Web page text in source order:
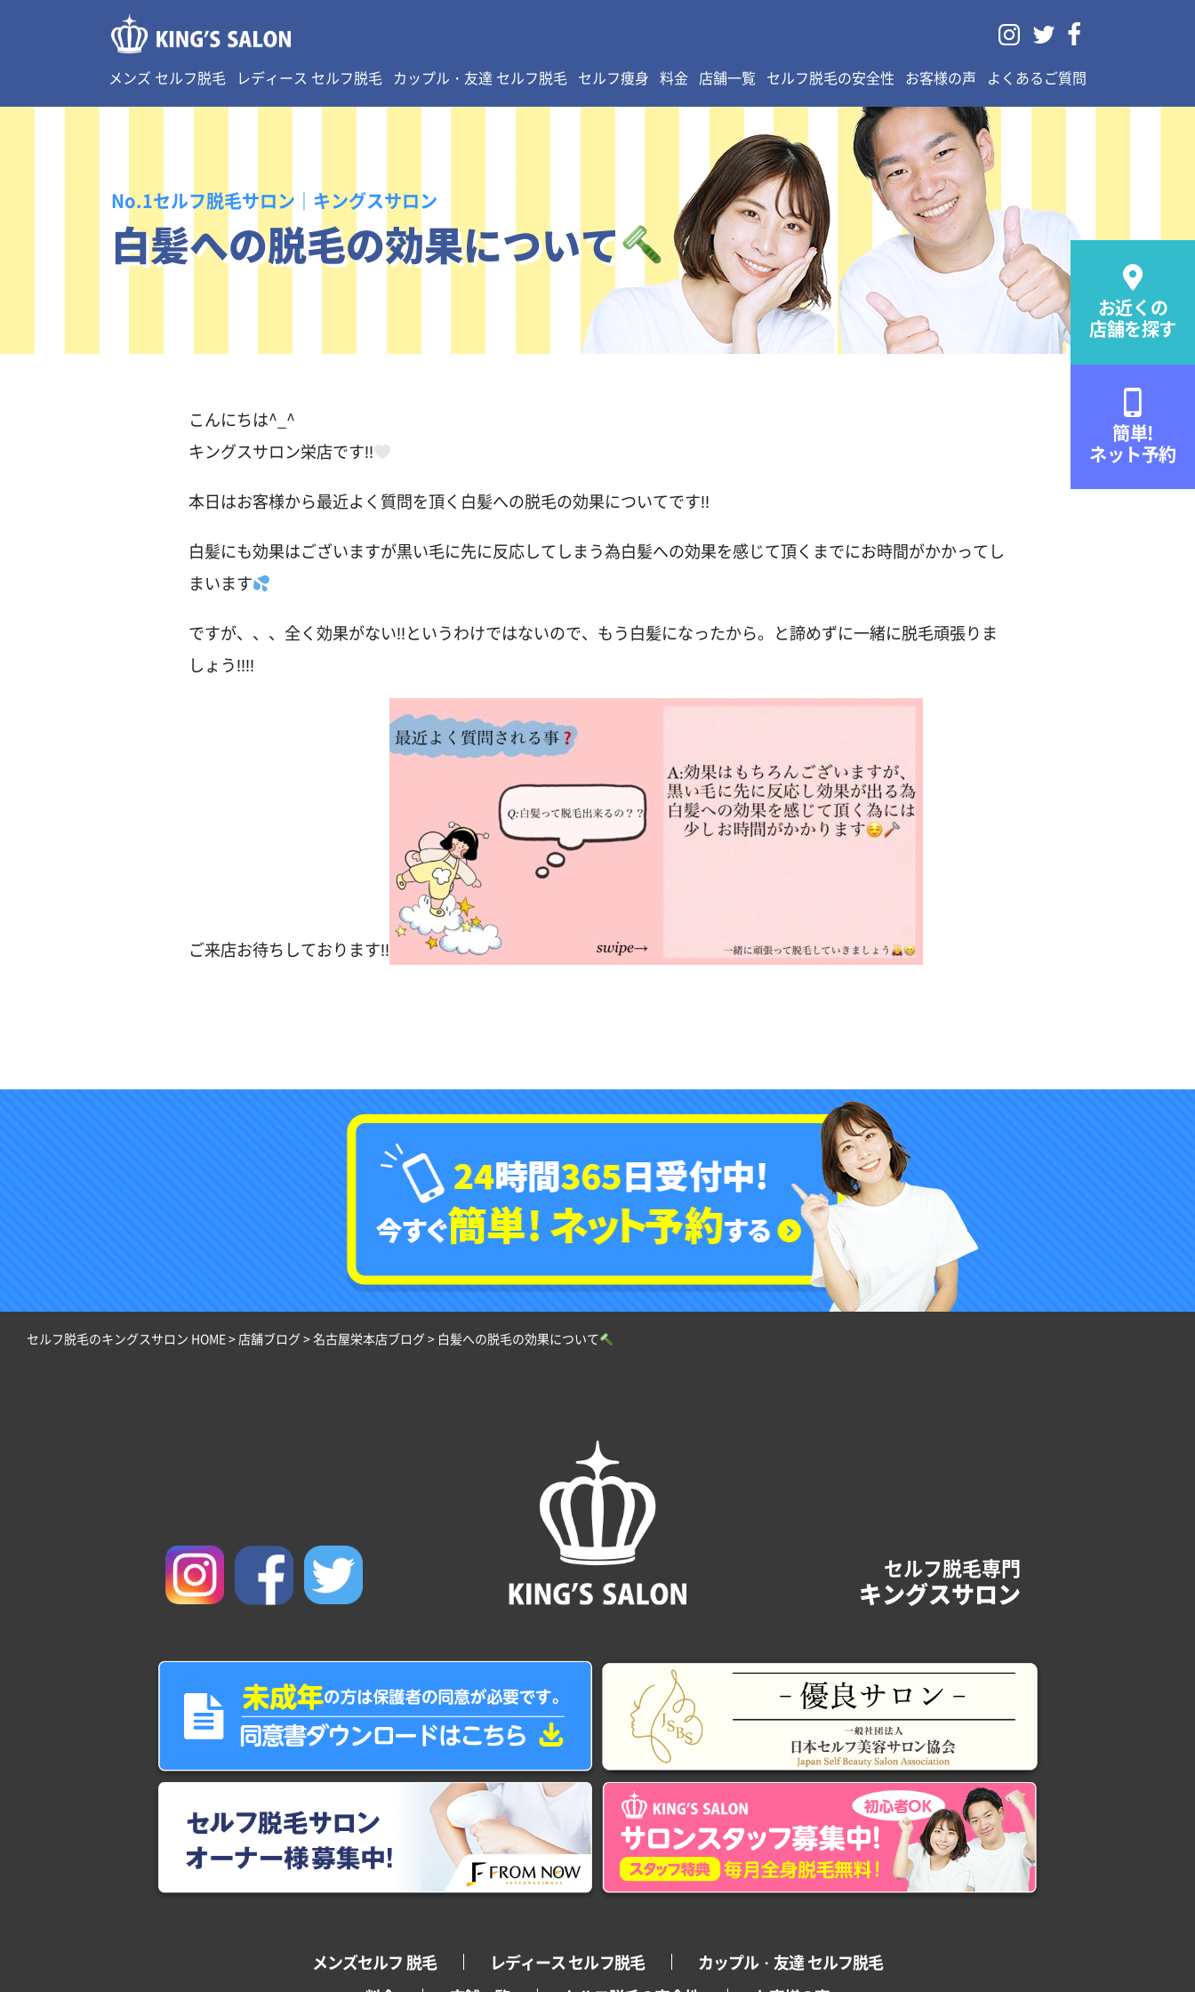
  
メンズ セルフ脱毛 レディース セルフ脱毛 カップル・友達 セルフ脱毛 セルフ痩身 料金 店舗一覧 セルフ脱毛の安全性 お客様の声 よくあるご質問

お近くの
店舗を探す
簡単!
ネット予約
No.1セルフ脱毛サロン｜キングスサロン
白髪への脱毛の効果について
こんにちは^_^
キングスサロン栄店です‼︎
本日はお客様から最近よく質問を頂く白髪への脱毛の効果についてです‼︎
白髪にも効果はございますが黒い毛に先に反応してしまう為白髪への効果を感じて頂くまでにお時間がかかってし
まいます
ですが、、、全く効果がない‼︎というわけではないので、もう白髪になったから。と諦めずに一緒に脱毛頑張りま
しょう‼︎‼︎
ご来店お待ちしております‼︎
セルフ脱毛のキングスサロン HOME> 店舗ブログ >名古屋栄本店ブログ > 白髪への脱毛の効果について
セルフ脱毛専門
キングスサロン
メンズセルフ 脱毛 レディース セルフ脱毛
カップル・友達 セルフ脱毛